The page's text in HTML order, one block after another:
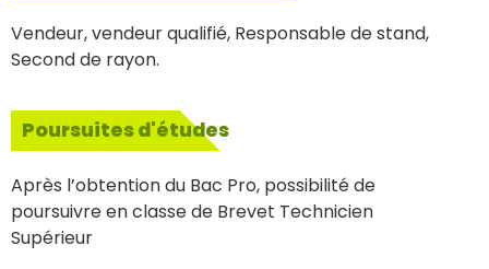
Vendeur, vendeur qualifié, Responsable de stand,
Second de rayon.
Poursuites d'études
Après l’obtention du Bac Pro, possibilité de
poursuivre en classe de Brevet Technicien
Supérieur